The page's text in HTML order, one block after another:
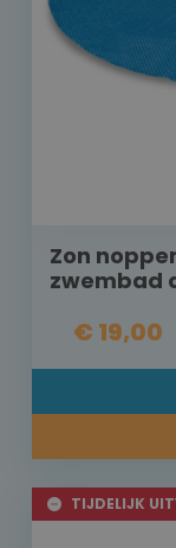
Zon
zwembad
€ 19,00
TIJDELIJK